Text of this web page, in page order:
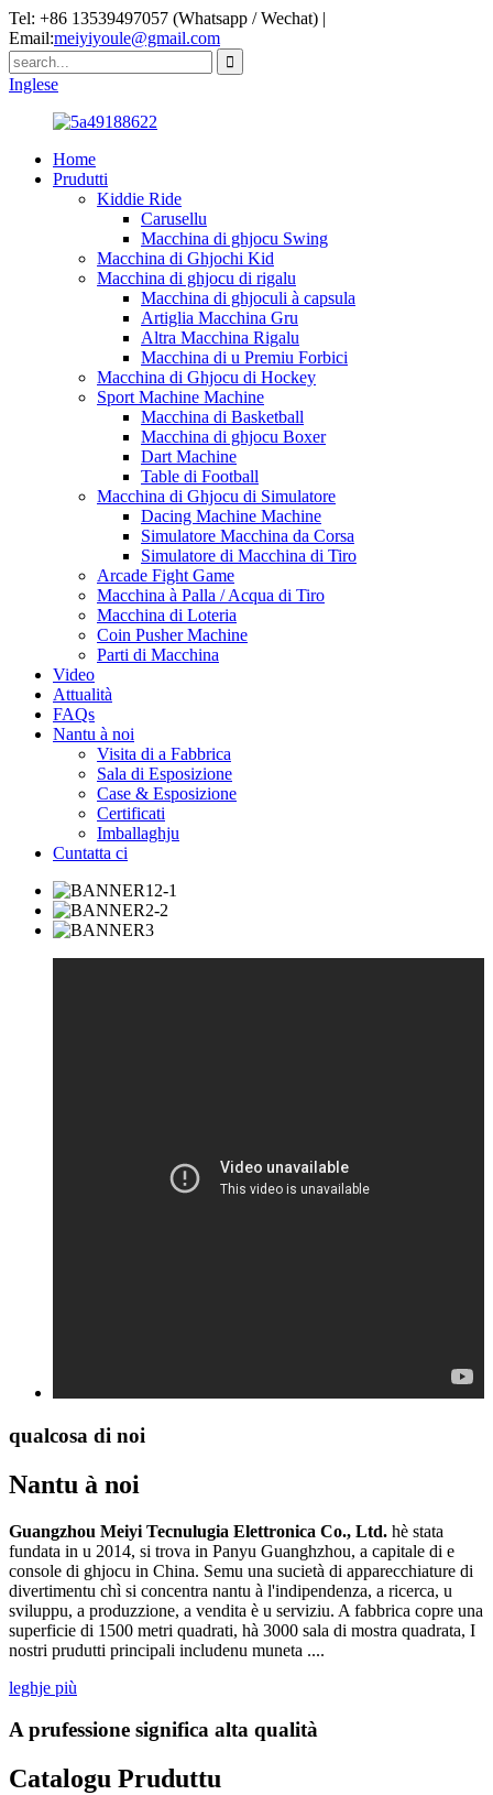
Tel: +86 13539497057 (Whatsapp / Wechat) |
Email:meiyiyoule@gmail.com
Inglese
Home
Prudutti
Kiddie Ride
Carusellu
Macchina di ghjocu Swing
Macchina di Ghjochi Kid
Macchina di ghjocu di rigalu
Macchina di ghjoculi à capsula
Artiglia Macchina Gru
Altra Macchina Rigalu
Macchina di u Premiu Forbici
Macchina di Ghjocu di Hockey
Sport Machine Machine
Macchina di Basketball
Macchina di ghjocu Boxer
Dart Machine
Table di Football
Macchina di Ghjocu di Simulatore
Dacing Machine Machine
Simulatore Macchina da Corsa
Simulatore di Macchina di Tiro
Arcade Fight Game
Macchina à Palla / Acqua di Tiro
Macchina di Loteria
Coin Pusher Machine
Parti di Macchina
Video
Attualità
FAQs
Nantu à noi
Visita di a Fabbrica
Sala di Esposizione
Case & Esposizione
Certificati
Imballaghju
Cuntatta ci
qualcosa di noi
Nantu à noi
Guangzhou Meiyi Tecnulugia Elettronica Co., Ltd. hè stata
fundata in u 2014, si trova in Panyu Guanghzhou, a capitale di e
console di ghjocu in China. Semu una sucietà di apparecchiature di
divertimentu chì si concentra nantu à l'indipendenza, a ricerca, u
sviluppu, a produzzione, a vendita è u serviziu. A fabbrica copre una
superficie di 1500 metri quadrati, hà 3000 sala di mostra quadrata, I
nostri prudutti principali includenu muneta ....
leghje più
A prufessione significa alta qualità
Catalogu Pruduttu